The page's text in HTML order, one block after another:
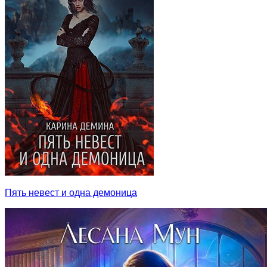
Пять невест и одна демоница